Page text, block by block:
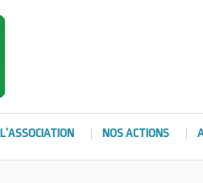
L’ASSOCIATION NOS ACTIONS